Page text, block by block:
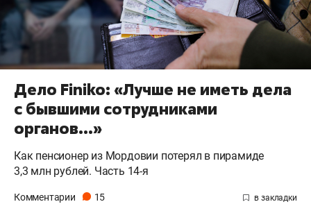
Дело Finiko: «Лучше не иметь дела
с бывшими сотрудниками
органов…»
Как пенсионер из Мордовии потерял в пирамиде
3,3 млн рублей. Часть 14-я
Комментарии 15